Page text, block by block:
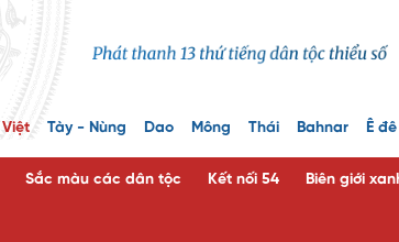
Việt Tày - Nùng Dao Mông Thái Bahnar Ê đê
Sắc màu các dân tộc Kết nối 54 Biên giới